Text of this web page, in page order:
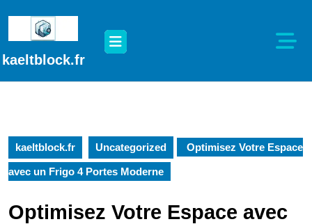
contenu
kaeltblock.fr
Open
Button
kaeltblock.fr Uncategorized Optimisez Votre Espace
avec un Frigo 4 Portes Moderne
Optimisez Votre Espace avec